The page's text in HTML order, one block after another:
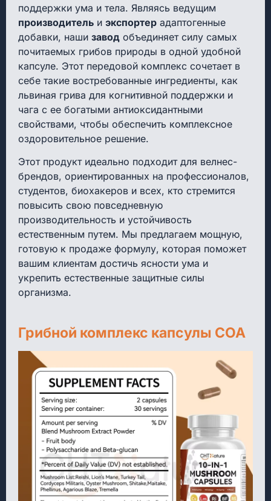
поддержки ума и тела. Являясь ведущим
производитель и экспортер адаптогенные
добавки, наши завод объединяет силу самых
почитаемых грибов природы в одной удобной
капсуле. Этот передовой комплекс сочетает в
себе такие востребованные ингредиенты, как
львиная грива для когнитивной поддержки и
чага с ее богатыми антиоксидантными
свойствами, чтобы обеспечить комплексное
оздоровительное решение.
Этот продукт идеально подходит для велнес-
брендов, ориентированных на профессионалов,
студентов, биохакеров и всех, кто стремится
повысить свою повседневную
производительность и устойчивость
естественным путем. Мы предлагаем мощную,
готовую к продаже формулу, которая поможет
вашим клиентам достичь ясности ума и
укрепить естественные защитные силы
организма.
Грибной комплекс капсулы COA